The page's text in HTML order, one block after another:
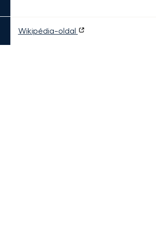
Wikipédia-oldal